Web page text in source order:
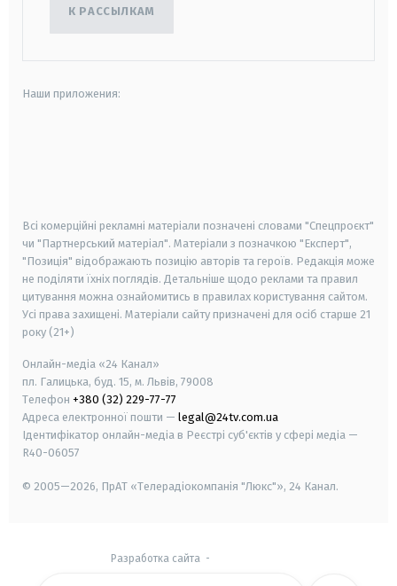
К РАССЫЛКАМ
Наши приложения:
Всі комерційні рекламні матеріали позначені словами "Спецпроєкт"
чи "Партнерський матеріал". Матеріали з позначкою "Експерт",
"Позиція" відображають позицію авторів та героїв. Редакція може
не поділяти їхніх поглядів. Детальніше щодо реклами та правил
цитування можна ознайомитись в правилах користування сайтом.
Усі права захищені. Матеріали сайту призначені для осіб старше 21
року (21+)
Онлайн-медіа «24 Канал»
пл. Галицька, буд. 15, м. Львів, 79008
Телефон +380 (32) 229-77-77
Адреса електронної пошти — legal@24tv.com.ua
Ідентифікатор онлайн-медіа в Реєстрі суб'єктів у сфері медіа —
R40-06057
© 2005—2026, ПрАТ «Телерадіокомпанія "Люкс"», 24 Канал.
Разработка сайта -